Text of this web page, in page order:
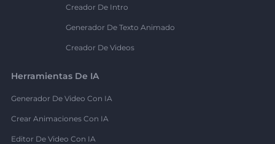
Creador De Intro
Generador De Texto Animado
Creador De Videos
Herramientas De IA
Generador De Video Con IA
Crear Animaciones Con IA
Editor De Video Con IA